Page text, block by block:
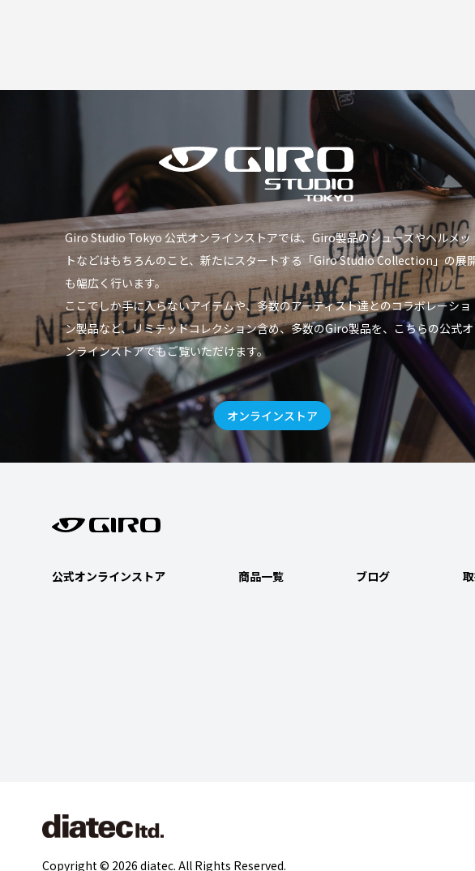
Giro Studio Tokyo 公式オンラインストアでは、Giro製品のシューズやヘルメッ
トなどはもちろんのこと、新たにスタートする「Giro Studio Collection」の展
も幅広く行います。
ここでしか手に入らないアイテムや、多数のアーティスト達とのコラボレーショ
ン製品など、リミテッドコレクション含め、多数のGiro製品を、こちらの公式オ
ンラインストアでもご覧いただけます。
オンラインストア
公式オンラインストア 商品一覧 ブログ
Copyright © 2026 diatec. All Rights Reserved.